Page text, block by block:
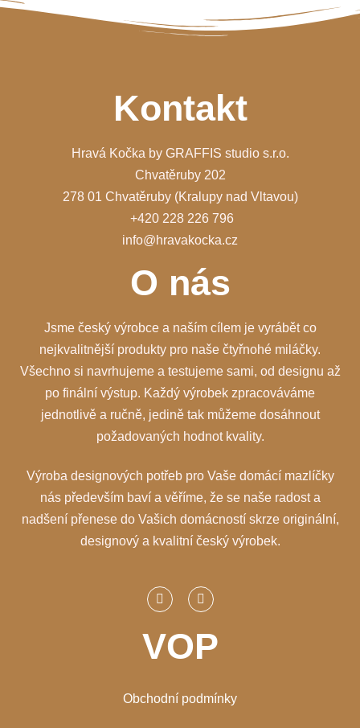
Kontakt
Hravá Kočka by GRAFFIS studio s.r.o.
Chvatěruby 202
278 01 Chvatěruby (Kralupy nad Vltavou)
+420 228 226 796
info@hravakocka.cz
O nás
Jsme český výrobce a naším cílem je vyrábět co
nejkvalitnější produkty pro naše čtyřnohé miláčky.
Všechno si navrhujeme a testujeme sami, od designu až
po finální výstup. Každý výrobek zpracováváme
jednotlivě a ručně, jedině tak můžeme dosáhnout
požadovaných hodnot kvality.
Výroba designových potřeb pro Vaše domácí mazlíčky
nás především baví a věříme, že se naše radost a
nadšení přenese do Vašich domácností skrze originální,
designový a kvalitní český výrobek.
VOP
Obchodní podmínky